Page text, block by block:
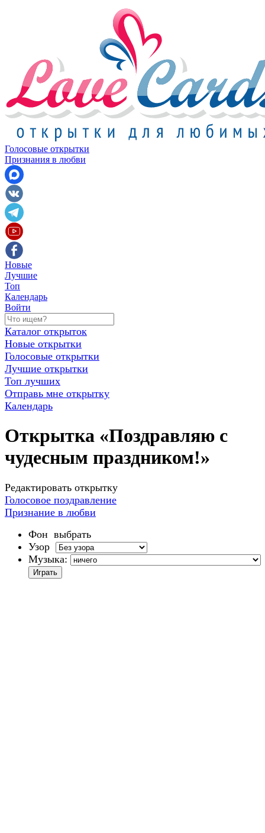
Голосовые открытки
Признания в любви
Новые
Лучшие
Топ
Календарь
Войти
Каталог открыток
Новые открытки
Голосовые открытки
Лучшие открытки
Топ лучших
Отправь мне открытку
Календарь
Открытка «Поздравляю с
чудесным праздником!»
Редактировать открытку
Голосовое поздравление
Признание в любви
Фон выбрать
Узор
Музыка: